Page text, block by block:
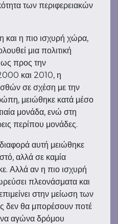
των περιφερειακών
και η πιο ισχυρή χώρα,
μια πολιτική
προς την
και 2010, η
σε σχέση με την
μειώθηκε κατά μέσο
μονάδα, ενώ στη
περίπου μονάδες.
αυτή μειώθηκε
αλλά σε καμία
Αλλά αν η πιο ισχυρή
πλεονάσματα και
στην μείωση των
δεν θα μπορέσουν ποτέ
αγώνα δρόμου